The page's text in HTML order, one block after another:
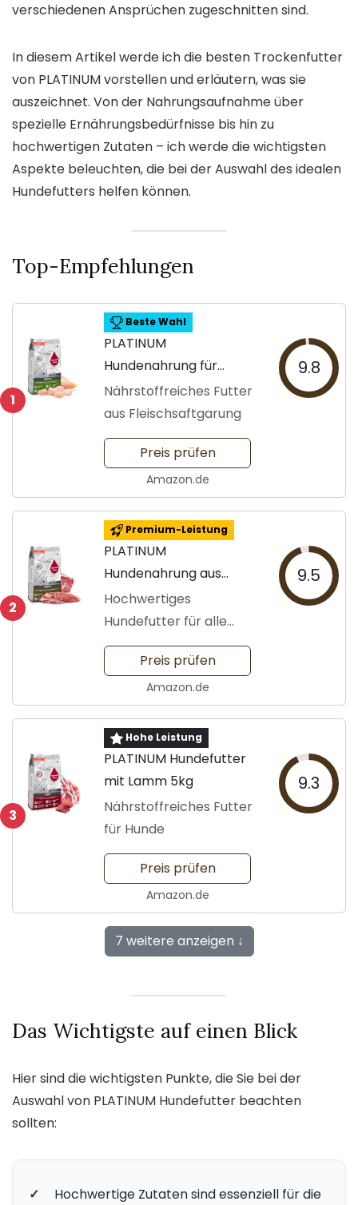
verschiedenen Ansprüchen zugeschnitten sind.
In diesem Artikel werde ich die besten Trockenfutter
von PLATINUM vorstellen und erläutern, was sie
auszeichnet. Von der Nahrungsaufnahme über
spezielle Ernährungsbedürfnisse bis hin zu
hochwertigen Zutaten – ich werde die wichtigsten
Aspekte beleuchten, die bei der Auswahl des idealen
Hundefutters helfen können.
Top-Empfehlungen
1
Beste Wahl
PLATINUM
Hundenahrung für
adulte Hunde
Nährstoffreiches Futter
aus Fleischsaftgarung
9.8
Preis prüfen
Amazon.de
2
Premium-Leistung
PLATINUM
Hundenahrung aus
Iberischem Fleisch
Hochwertiges
Hundefutter für alle
Rassen
9.5
Preis prüfen
Amazon.de
3
Hohe Leistung
PLATINUM Hundefutter
mit Lamm 5kg
Nährstoffreiches Futter
für Hunde
9.3
Preis prüfen
Amazon.de
7 weitere anzeigen ↓
Das Wichtigste auf einen Blick
Hier sind die wichtigsten Punkte, die Sie bei der
Auswahl von PLATINUM Hundefutter beachten
sollten:
✓
Hochwertige Zutaten sind essenziell für die